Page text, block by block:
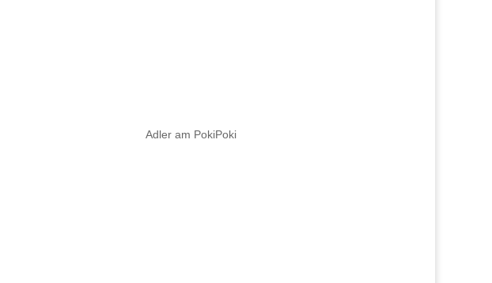
Adler am PokiPoki